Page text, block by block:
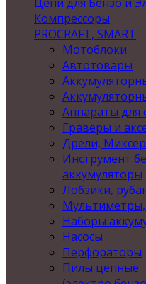
Компрессоры
PROCRAFT, SMART
Мотоблоки
Автотовары
Аппараты для
Граверы и
Дрели,
Инструмент
аккумуляторы
Лобзики,
Наборы
Насосы
Перфораторы
Пилы цепные